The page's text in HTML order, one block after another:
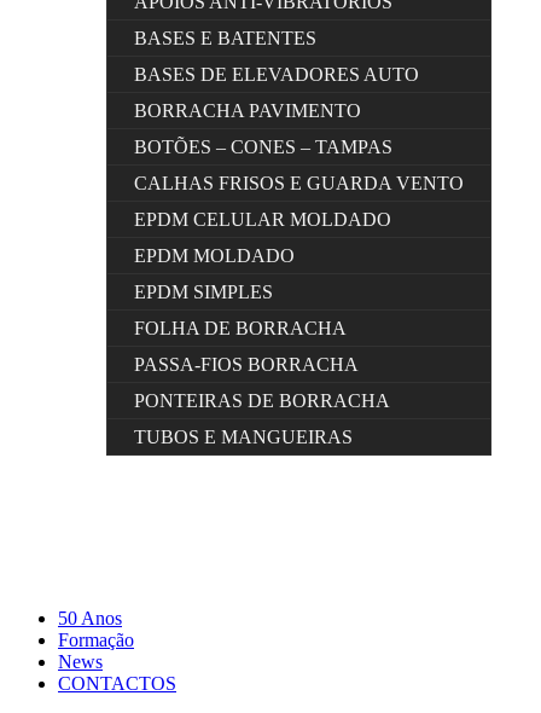
BASES E BATENTES
BASES DE ELEVADORES AUTO
BORRACHA PAVIMENTO
BOTÕES – CONES – TAMPAS
CALHAS FRISOS E GUARDA VENTO
EPDM CELULAR MOLDADO
EPDM MOLDADO
EPDM SIMPLES
FOLHA DE BORRACHA
PASSA-FIOS BORRACHA
PONTEIRAS DE BORRACHA
TUBOS E MANGUEIRAS
50 Anos
Formação
News
CONTACTOS